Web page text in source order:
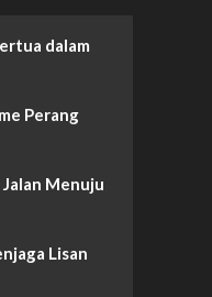
dalam
Perang
Menuju
Lisan